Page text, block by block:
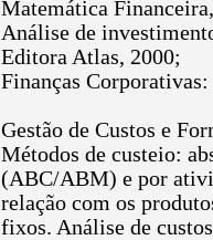
Matemática
Análise de
Editora Atlas, 2000;
Finanças
Gestão de Custos e
Métodos de custeio:
(ABC/ABM) e por
relação com os
fixos. Análise de